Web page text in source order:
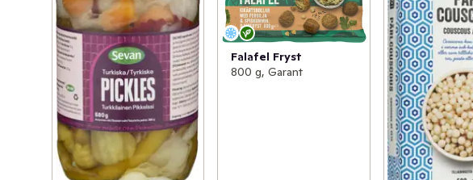
Falafel Fryst
800 g, Garant